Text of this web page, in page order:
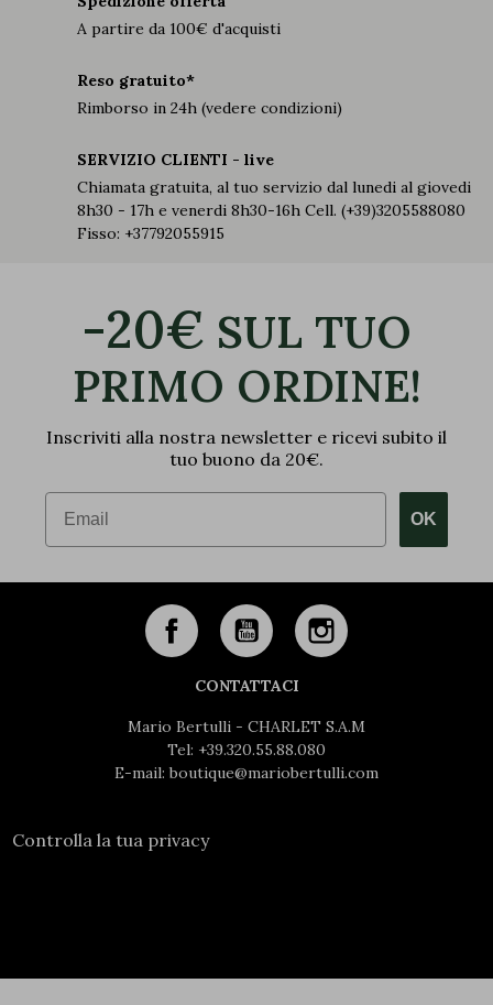
A partire da 100€ d'acquisti
Reso gratuito*
Rimborso in 24h (vedere condizioni)
SERVIZIO CLIENTI - live
Chiamata gratuita, al tuo servizio dal lunedi al giovedi
8h30 - 17h e venerdi 8h30-16h Cell. (+39)3205588080
Fisso: +37792055915
-20€ SUL TUO
PRIMO ORDINE!
Inscriviti alla nostra newsletter e ricevi subito il
tuo buono da 20€.
Email
OK
CONTATTACI
Mario Bertulli - CHARLET S.A.M
Tel: +39.320.55.88.080
E-mail: boutique@mariobertulli.com
Controlla la tua privacy